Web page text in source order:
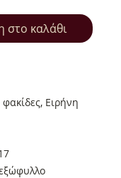
στο καλάθι
Ειρήνη